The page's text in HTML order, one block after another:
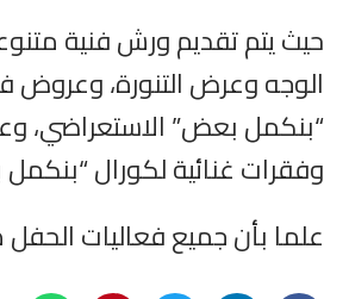
حيث يتم تقديم ورش فنية
الوجه وعرض التنورة، وعروض
“بنكمل بعض” الاستعراضي،
وفقرات غنائية لكورال
علما بأن جميع فعاليات الحفل